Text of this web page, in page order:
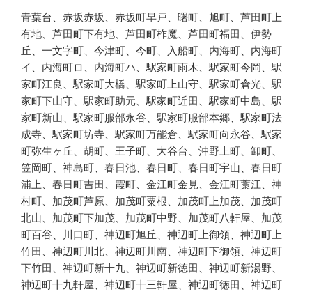
青葉台、赤坂赤坂、赤坂町早戸、曙町、旭町、芦田町上
有地、芦田町下有地、芦田町柞魔、芦田町福田、伊勢
丘、一文字町、今津町、今町、入船町、内海町、内海町
イ、内海町ロ、内海町ハ、駅家町雨木、駅家町今岡、駅
家町江良、駅家町大橋、駅家町上山守、駅家町倉光、駅
家町下山守、駅家町助元、駅家町近田、駅家町中島、駅
家町新山、駅家町服部永谷、駅家町服部本郷、駅家町法
成寺、駅家町坊寺、駅家町万能倉、駅家町向永谷、駅家
町弥生ヶ丘、胡町、王子町、大谷台、沖野上町、卸町、
笠岡町、神島町、春日池、春日町、春日町宇山、春日町
浦上、春日町吉田、霞町、金江町金見、金江町藁江、神
村町、加茂町芦原、加茂町粟根、加茂町上加茂、加茂町
北山、加茂町下加茂、加茂町中野、加茂町八軒屋、加茂
町百谷、川口町、神辺町旭丘、神辺町上御領、神辺町上
竹田、神辺町川北、神辺町川南、神辺町下御領、神辺町
下竹田、神辺町新十九、神辺町新徳田、神辺町新湯野、
神辺町十九軒屋、神辺町十三軒屋、神辺町徳田、神辺町